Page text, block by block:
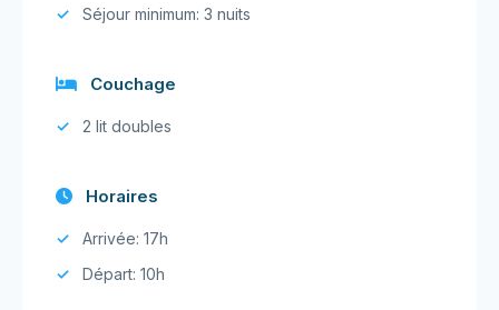
Séjour minimum: 3 nuits
Couchage
2 lit doubles
Horaires
Arrivée: 17h
Départ: 10h